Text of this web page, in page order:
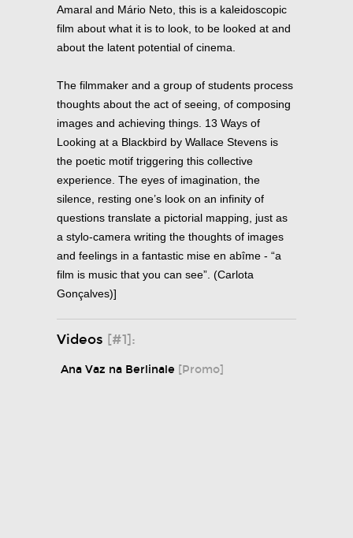
Amaral and Mário Neto, this is a kaleidoscopic
film about what it is to look, to be looked at and
about the latent potential of cinema.
The filmmaker and a group of students process
thoughts about the act of seeing, of composing
images and achieving things. 13 Ways of
Looking at a Blackbird by Wallace Stevens is
the poetic motif triggering this collective
experience. The eyes of imagination, the
silence, resting one’s look on an infinity of
questions translate a pictorial mapping, just as
a stylo-camera writing the thoughts of images
and feelings in a fantastic mise en abîme - “a
film is music that you can see”. (Carlota
Gonçalves)]
Videos [#1]:
Ana Vaz na Berlinale [Promo]